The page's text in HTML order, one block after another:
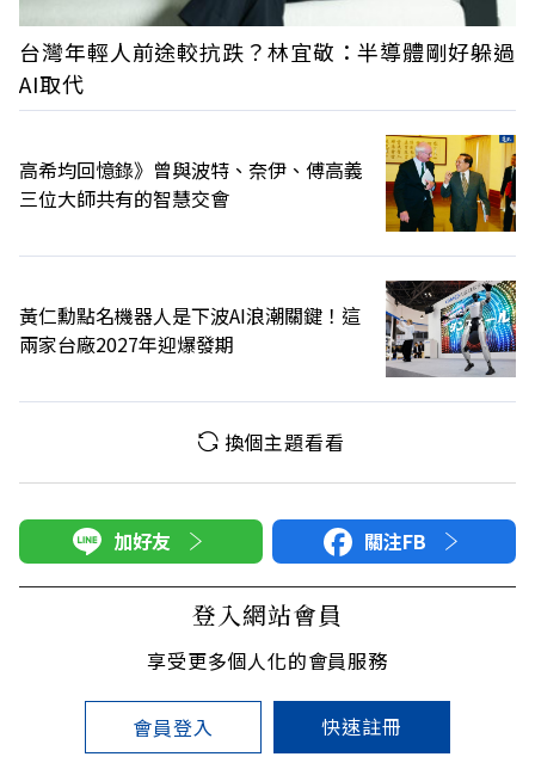
台灣年輕人前途較抗跌？林宜敬：半導體剛好躲過
AI取代
高希均回憶錄》曾與波特、奈伊、傅高義
三位大師共有的智慧交會
黃仁勳點名機器人是下波AI浪潮關鍵！這
兩家台廠2027年迎爆發期
換個主題看看
加好友 關注FB
登入網站會員
享受更多個人化的會員服務
會員登入 快速註冊